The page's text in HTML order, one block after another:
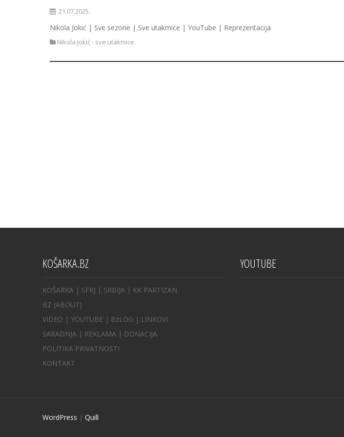
21.07.2025.
Nikola Jokić | Sve sezone | Sve utakmice | YouTube | Reprezentacija
Nikola Jokić - sve utakmice
KOŠARKA.BZ
KOŠARKA | SFRJ | SRBIJA | KK PARTIZAN
BZ (ABOUT)
VIDEO | YOUTUBE | BzLOG | LINKOVI
SARADNJA | REKLAMA | DONACIJA
POLITIKA PRIVATNOSTI
KONTAKT
YOUTUBE
WordPress | Quill